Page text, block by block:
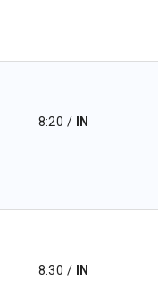
8:20 / IN
8:30 / IN